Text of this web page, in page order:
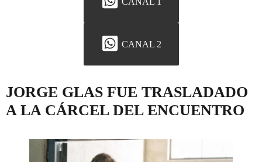
CANAL 2
JORGE GLAS FUE TRASLADADO
A LA CÁRCEL DEL ENCUENTRO